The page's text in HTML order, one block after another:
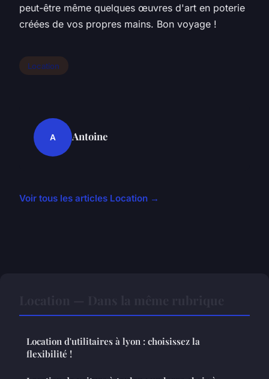
peut-être même quelques œuvres d'art en poterie
créées de vos propres mains. Bon voyage !
Location
A Antoine
Voir tous les articles Location →
Location d'utilitaires à lyon : choisissez la
flexibilité !